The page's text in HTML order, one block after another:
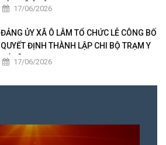
BÀN XÃ Ô LÂM
17/06/2026
ĐẢNG ỦY XÃ Ô LÂM TỔ CHỨC LỄ CÔNG BỐ
QUYẾT ĐỊNH THÀNH LẬP CHI BỘ TRẠM Y
TẾ XÃ17/06/2026